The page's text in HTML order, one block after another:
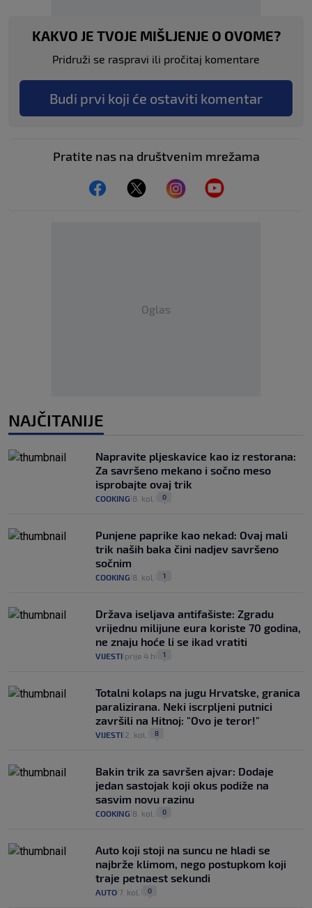
KAKVO JE TVOJE MIŠLJENJE O OVOME?
Pridruži se raspravi ili pročitaj komentare
Budi prvi koji će ostaviti komentar
Pratite nas na društvenim mrežama
Oglas
NAJČITANIJE
Napravite pljeskavice kao iz restorana:
Za savršeno mekano i sočno meso
isprobajte ovaj trik
COOKING 8. kol. 0
Punjene paprike kao nekad: Ovaj mali
trik naših baka čini nadjev savršeno
sočnim
COOKING 8. kol. 1
Država iseljava antifašiste: Zgradu
vrijednu milijune eura koriste 70 godina,
ne znaju hoće li se ikad vratiti
VIJESTI prije 4 h 1
Totalni kolaps na jugu Hrvatske, granica
paralizirana. Neki iscrpljeni putnici
završili na Hitnoj: "Ovo je teror!"
VIJESTI 2. kol. 8
Bakin trik za savršen ajvar: Dodaje
jedan sastojak koji okus podiže na
sasvim novu razinu
COOKING 8. kol. 0
Auto koji stoji na suncu ne hladi se
najbrže klimom, nego postupkom koji
traje petnaest sekundi
AUTO 7. kol. 0